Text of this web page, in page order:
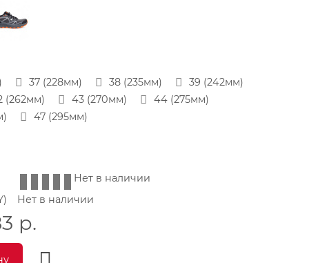
37 (228мм) 38 (235мм)
39 (242мм)
(262мм)
43 (270мм)
44 (275мм)
47 (295мм)
Нет в наличии
Нет в наличии
р.